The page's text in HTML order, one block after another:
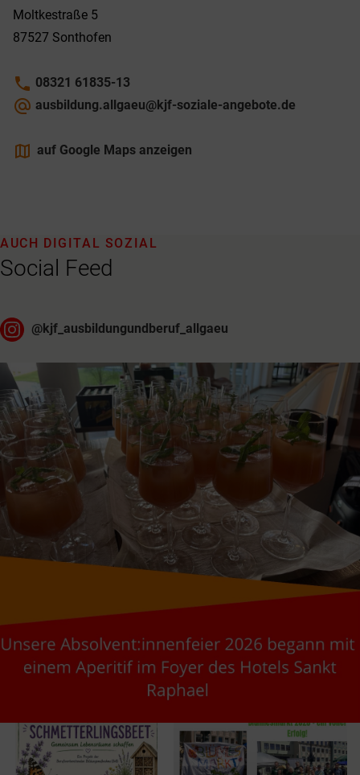
Moltkestraße 5
87527 Sonthofen
phone 08321 61835-13
alternate_email ausbildung.allgaeu@kjf-soziale-angebote.de
mapsauf Google Maps anzeigen
Social Feed
AUCH DIGITAL SOZIAL
@kjf_ausbildungundberuf_allgaeu